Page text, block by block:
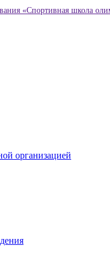
«Спортивная школа
организацией